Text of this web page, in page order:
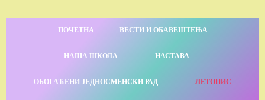
ПОЧЕТНА ВЕСТИ И ОБАВЕШТЕЊА
НАША ШКОЛА НАСТАВА
ОБОГАЋЕНИ ЈЕДНОСМЕНСКИ РАД ЛЕТОПИС